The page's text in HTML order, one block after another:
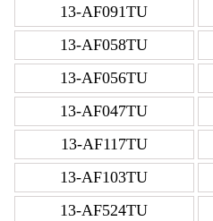
13-AF091TU
13-AF058TU
13-AF056TU
13-AF047TU
13-AF117TU
13-AF103TU
13-AF524TU